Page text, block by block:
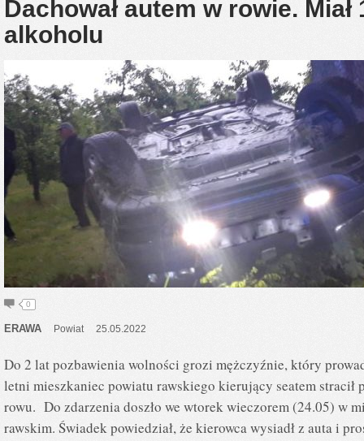
Dachował autem w rowie.
alkoholu
0
ERAWA Powiat 25.05.2022
Do 2 lat pozbawienia wolności grozi mężczyźnie, który
letni mieszkaniec powiatu rawskiego kierujący seatem stracił
rowu. Do zdarzenia doszło we wtorek wieczorem (24.05) w
rawskim. Świadek powiedział, że kierowca wysiadł z auta i